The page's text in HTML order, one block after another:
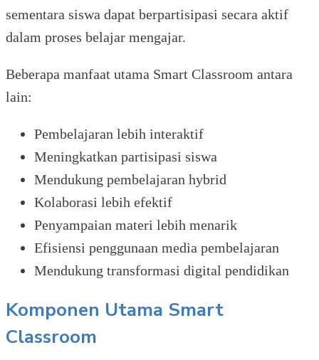
sementara siswa dapat berpartisipasi secara aktif
dalam proses belajar mengajar.
Beberapa manfaat utama Smart Classroom antara
lain:
Pembelajaran lebih interaktif
Meningkatkan partisipasi siswa
Mendukung pembelajaran hybrid
Kolaborasi lebih efektif
Penyampaian materi lebih menarik
Efisiensi penggunaan media pembelajaran
Mendukung transformasi digital pendidikan
Komponen Utama Smart
Classroom